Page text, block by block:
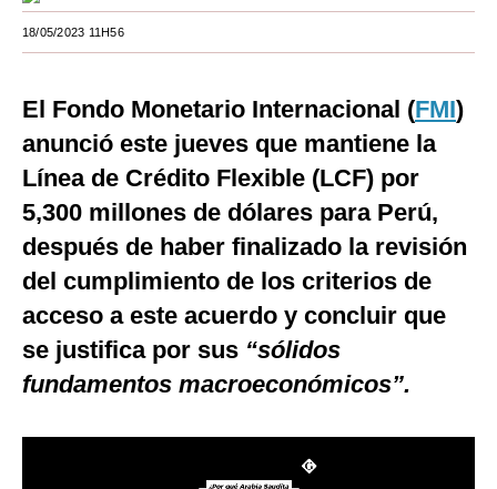
Estilos
Mundo
México
España
Internacional
Tecnología
Club del Suscriptor
Mix
18/05/2023 11H56
El Fondo Monetario Internacional (FMI)
anunció este jueves que mantiene la
Línea de Crédito Flexible (LCF) por
5,300 millones de dólares para Perú,
después de haber finalizado la revisión
del cumplimiento de los criterios de
acceso a este acuerdo y concluir que
se justifica por sus “sólidos
fundamentos macroeconómicos”.